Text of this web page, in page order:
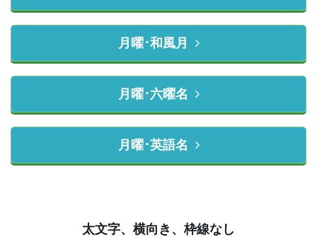
月曜･和風月
月曜･六曜名
月曜･英語名
太文字、横向き、枠線なし